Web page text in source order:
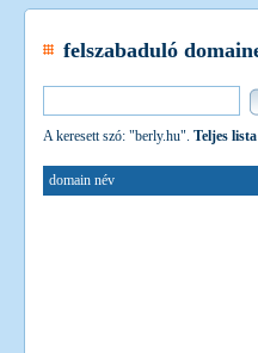
felszabaduló
A keresett szó: "berly.hu". Teljes
domain név